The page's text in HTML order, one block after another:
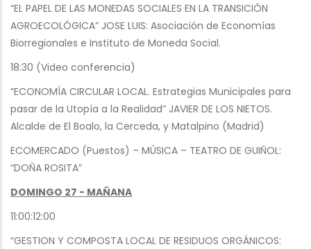
“EL PAPEL DE LAS MONEDAS SOCIALES EN LA TRANSICIÓN
AGROECOLÓGICA” JOSE LUIS: Asociación de Economías
Biorregionales e Instituto de Moneda Social.
18:30 (Video conferencia)
“ECONOMÍA CIRCULAR LOCAL. Estrategias Municipales para
pasar de la Utopía a la Realidad” JAVIER DE LOS NIETOS.
Alcalde de El Boalo, la Cerceda, y Matalpino (Madrid)
ECOMERCADO (Puestos) – MÚSICA – TEATRO DE GUIÑOL:
“DOÑA ROSITA”
DOMINGO 27 - MAÑANA
11:00:12:00
“GESTION Y COMPOSTA LOCAL DE RESIDUOS ORGÁNICOS: